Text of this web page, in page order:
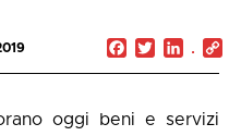
Facebook
Twitter
oggi beni e servizi